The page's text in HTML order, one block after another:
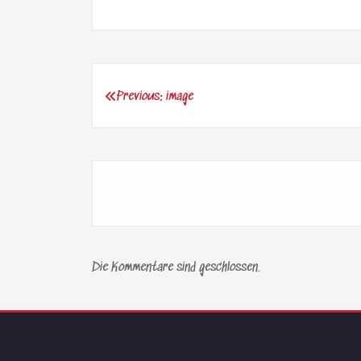
Beitragsnavigation
Previous: image
Die Kommentare sind geschlossen.